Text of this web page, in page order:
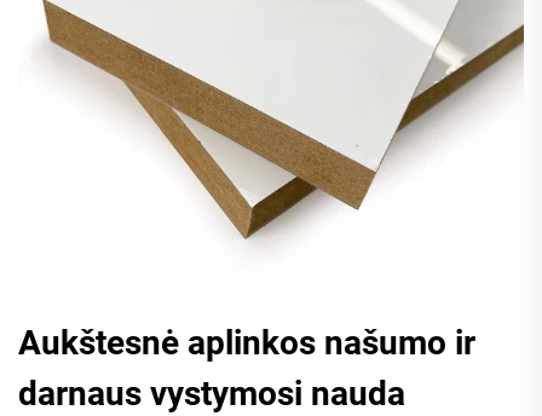
Aukštesnė aplinkos našumo ir
darnaus vystymosi nauda